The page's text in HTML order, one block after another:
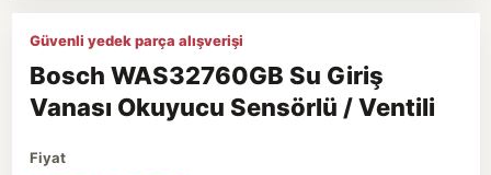
Güvenli yedek parça alışverişi
Bosch WAS32760GB Su Giriş
Vanası Okuyucu Sensörlü / Ventili
Fiyat